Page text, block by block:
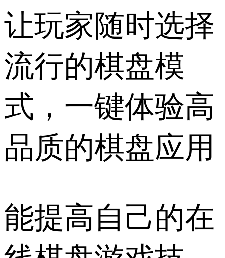
让玩家随时选择
流行的棋盘模
式，一键体验高
品质的棋盘应用
能提高自己的在